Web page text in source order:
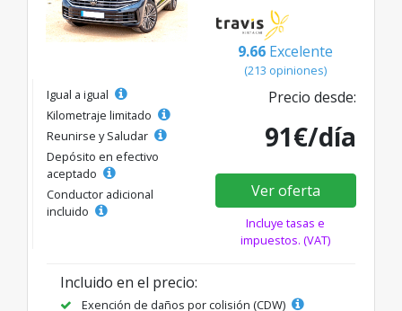
9.66 Excelente
(213 opiniones)
Igual a igual
Kilometraje limitado
Reunirse y Saludar
Depósito en efectivo
aceptado
Conductor adicional
incluido
Precio desde:
91€/día
Ver oferta
Incluye tasas e
impuestos. (VAT)
Incluido en el precio:
Exención de daños por colisión (CDW)